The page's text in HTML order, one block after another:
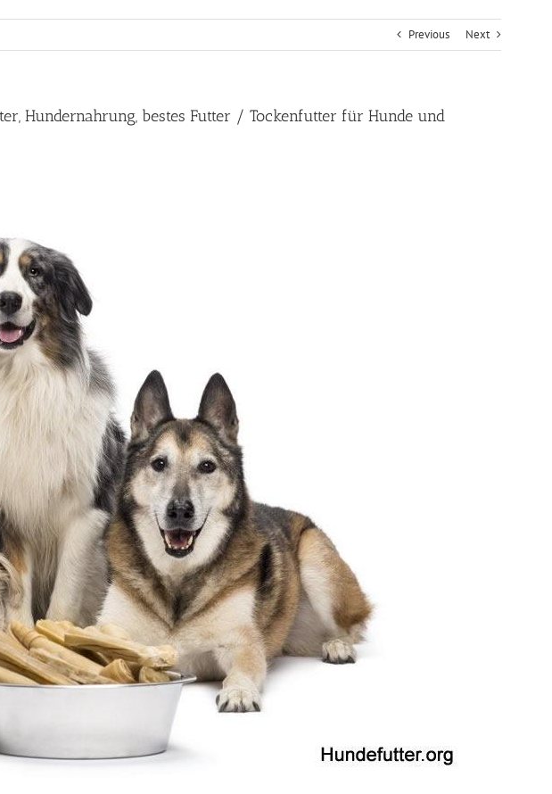
Previous Next
Hundernahrung, bestes Futter / Tockenfutter für Hunde und